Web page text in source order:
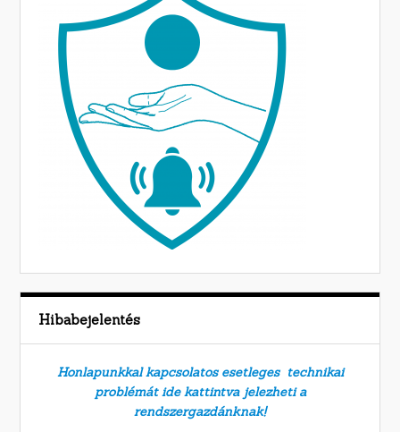
Hibabejelentés
Honlapunkkal kapcsolatos esetleges technikai
problémát ide kattintva jelezheti a
rendszergazdánknak!